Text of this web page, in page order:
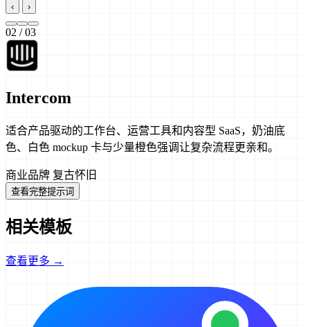
‹ ›
02 / 03
Intercom
适合产品驱动的工作台、运营工具和内容型 SaaS，奶油底
色、白色 mockup 卡与少量橙色强调让复杂流程更亲和。
商业品牌 复古怀旧
查看完整提示词
相关模板
查看更多 →